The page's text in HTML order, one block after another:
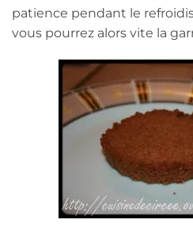
patience pendant le
vous pourrez alors vite la